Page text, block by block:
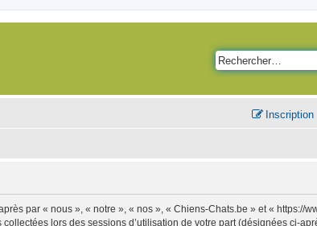
Inscription
par « nous », « notre », « nos », « Chiens-Chats.be » et « https://
lors des sessions d’utilisation de votre part (désignées ci-